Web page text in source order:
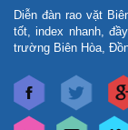
Diễn đàn rao vặt
tốt, index nhanh,
trường Biên Hòa,